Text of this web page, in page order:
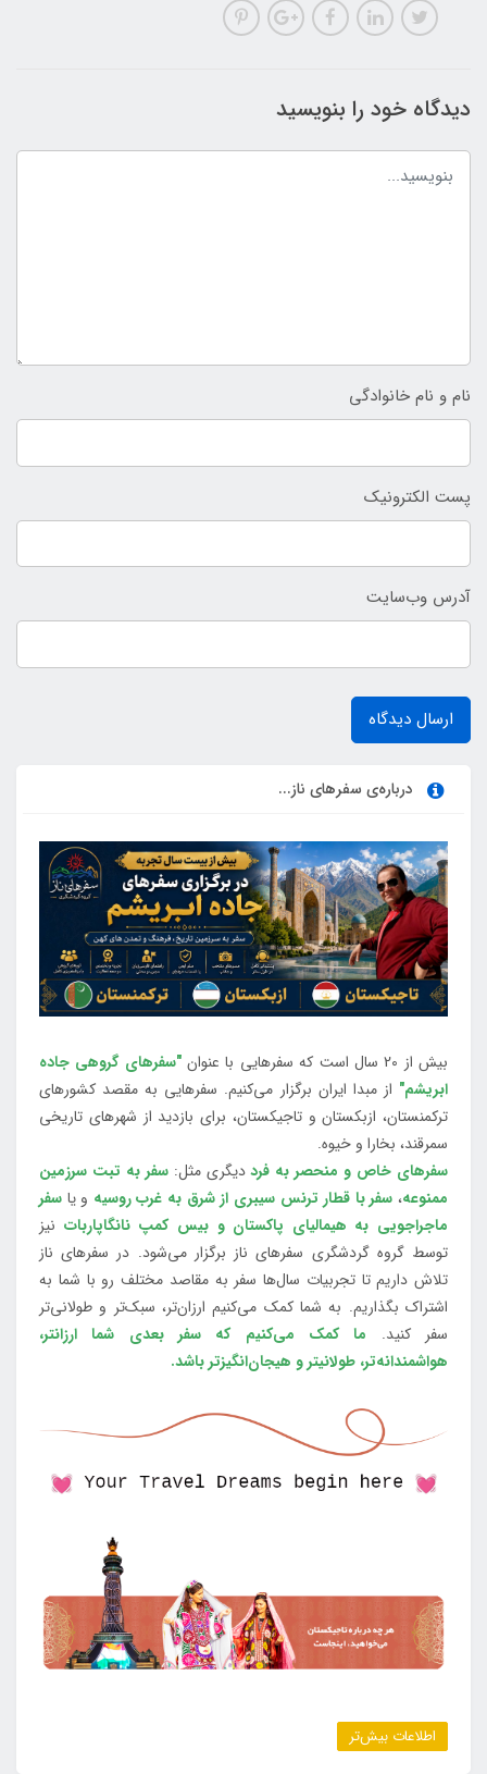
دیدگاه خود را بنویسید
نام و نام خانوادگی
پست الکترونیک
آدرس وب‌سایت
ارسال دیدگاه
درباره‌ی سفرهای ناز...
بیش از 20 سال است که سفرهایی با عنوان
"سفرهای گروهی جاده
ابریشم" از مبدا ایران برگزار می‌کنیم. سفرهایی به مقصد کشورهای
ترکمنستان، ازبکستان و تاجیکستان، برای بازدید از شهرهای تاریخی
سمرقند، بخارا و خیوه.
سفرهای خاص و منحصر به فرددیگری مثل:سفر به تبت سرزمین
ممنوعه، سفر با قطار ترنس سیبری از شرق به غرب روسیه و یا سفر
ماجراجویی به هیمالیای پاکستان و بیس کمپ نانگاپاربات نیز
توسط گروه گردشگری سفرهای ناز برگزار می‌شود. در سفرهای ناز
تلاش داریم تا تجربیات سال‌ها سفر به مقاصد مختلف رو با شما به
اشتراک بگذاریم. به شما کمک می‌کنیم ارزان‌تر، سبک‌تر و طولانی‌تر
سفر کنید. ما کمک می‌کنیم که سفر بعدی شما ارزانتر،
هواشمندانه‌تر، طولانی‎تر و هیجان‌انگیزتر باشد.
اطلاعات بیش‌تر